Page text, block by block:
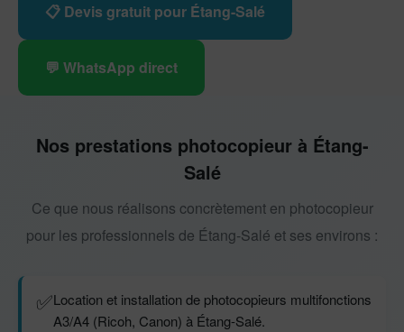
📋 Devis gratuit pour Étang-Salé
💬 WhatsApp direct
Nos prestations photocopieur à Étang-
Salé
Ce que nous réalisons concrètement en photocopieur
pour les professionnels de Étang-Salé et ses environs :
✅Location et installation de photocopieurs multifonctions
A3/A4 (Ricoh, Canon) à Étang-Salé.